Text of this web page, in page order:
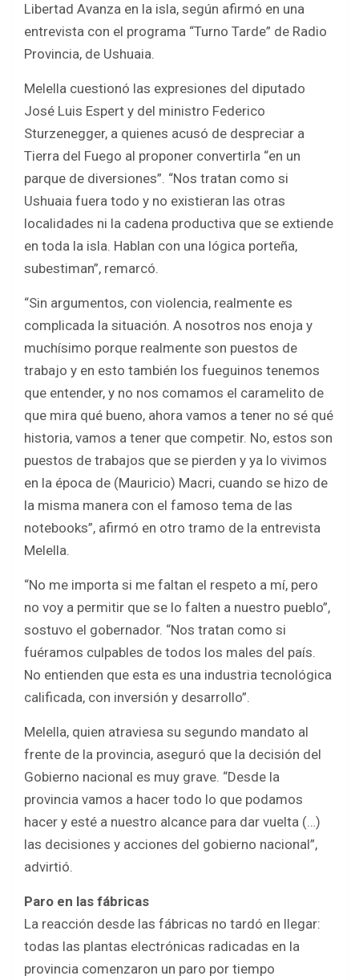
Libertad Avanza en la isla, según afirmó en una
entrevista con el programa “Turno Tarde” de Radio
Provincia, de Ushuaia.
Melella cuestionó las expresiones del diputado
José Luis Espert y del ministro Federico
Sturzenegger, a quienes acusó de despreciar a
Tierra del Fuego al proponer convertirla “en un
parque de diversiones”. “Nos tratan como si
Ushuaia fuera todo y no existieran las otras
localidades ni la cadena productiva que se extiende
en toda la isla. Hablan con una lógica porteña,
subestiman”, remarcó.
“Sin argumentos, con violencia, realmente es
complicada la situación. A nosotros nos enoja y
muchísimo porque realmente son puestos de
trabajo y en esto también los fueguinos tenemos
que entender, y no nos comamos el caramelito de
que mira qué bueno, ahora vamos a tener no sé qué
historia, vamos a tener que competir. No, estos son
puestos de trabajos que se pierden y ya lo vivimos
en la época de (Mauricio) Macri, cuando se hizo de
la misma manera con el famoso tema de las
notebooks”, afirmó en otro tramo de la entrevista
Melella.
“No me importa si me faltan el respeto a mí, pero
no voy a permitir que se lo falten a nuestro pueblo”,
sostuvo el gobernador. “Nos tratan como si
fuéramos culpables de todos los males del país.
No entienden que esta es una industria tecnológica
calificada, con inversión y desarrollo”.
Melella, quien atraviesa su segundo mandato al
frente de la provincia, aseguró que la decisión del
Gobierno nacional es muy grave. “Desde la
provincia vamos a hacer todo lo que podamos
hacer y esté a nuestro alcance para dar vuelta (…)
las decisiones y acciones del gobierno nacional”,
advirtió.
Paro en las fábricas
La reacción desde las fábricas no tardó en llegar:
todas las plantas electrónicas radicadas en la
provincia comenzaron un paro por tiempo